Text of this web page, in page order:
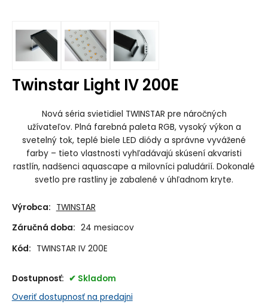
Twinstar Light IV 200E
Nová séria svietidiel TWINSTAR pre náročných
užívateľov. Plná farebná paleta RGB, vysoký výkon a
svetelný tok, teplé biele LED diódy a správne vyvážené
farby – tieto vlastnosti vyhľadávajú skúsení akvaristi
rastlín, nadšenci aquascape a milovníci paludárií. Dokonalé
svetlo pre rastliny je zabalené v úhľadnom kryte.
Výrobca: TWINSTAR
Záručná doba: 24 mesiacov
Kód: TWINSTAR IV 200E
Dostupnosť:
Skladom
Overiť dostupnosť na predajni